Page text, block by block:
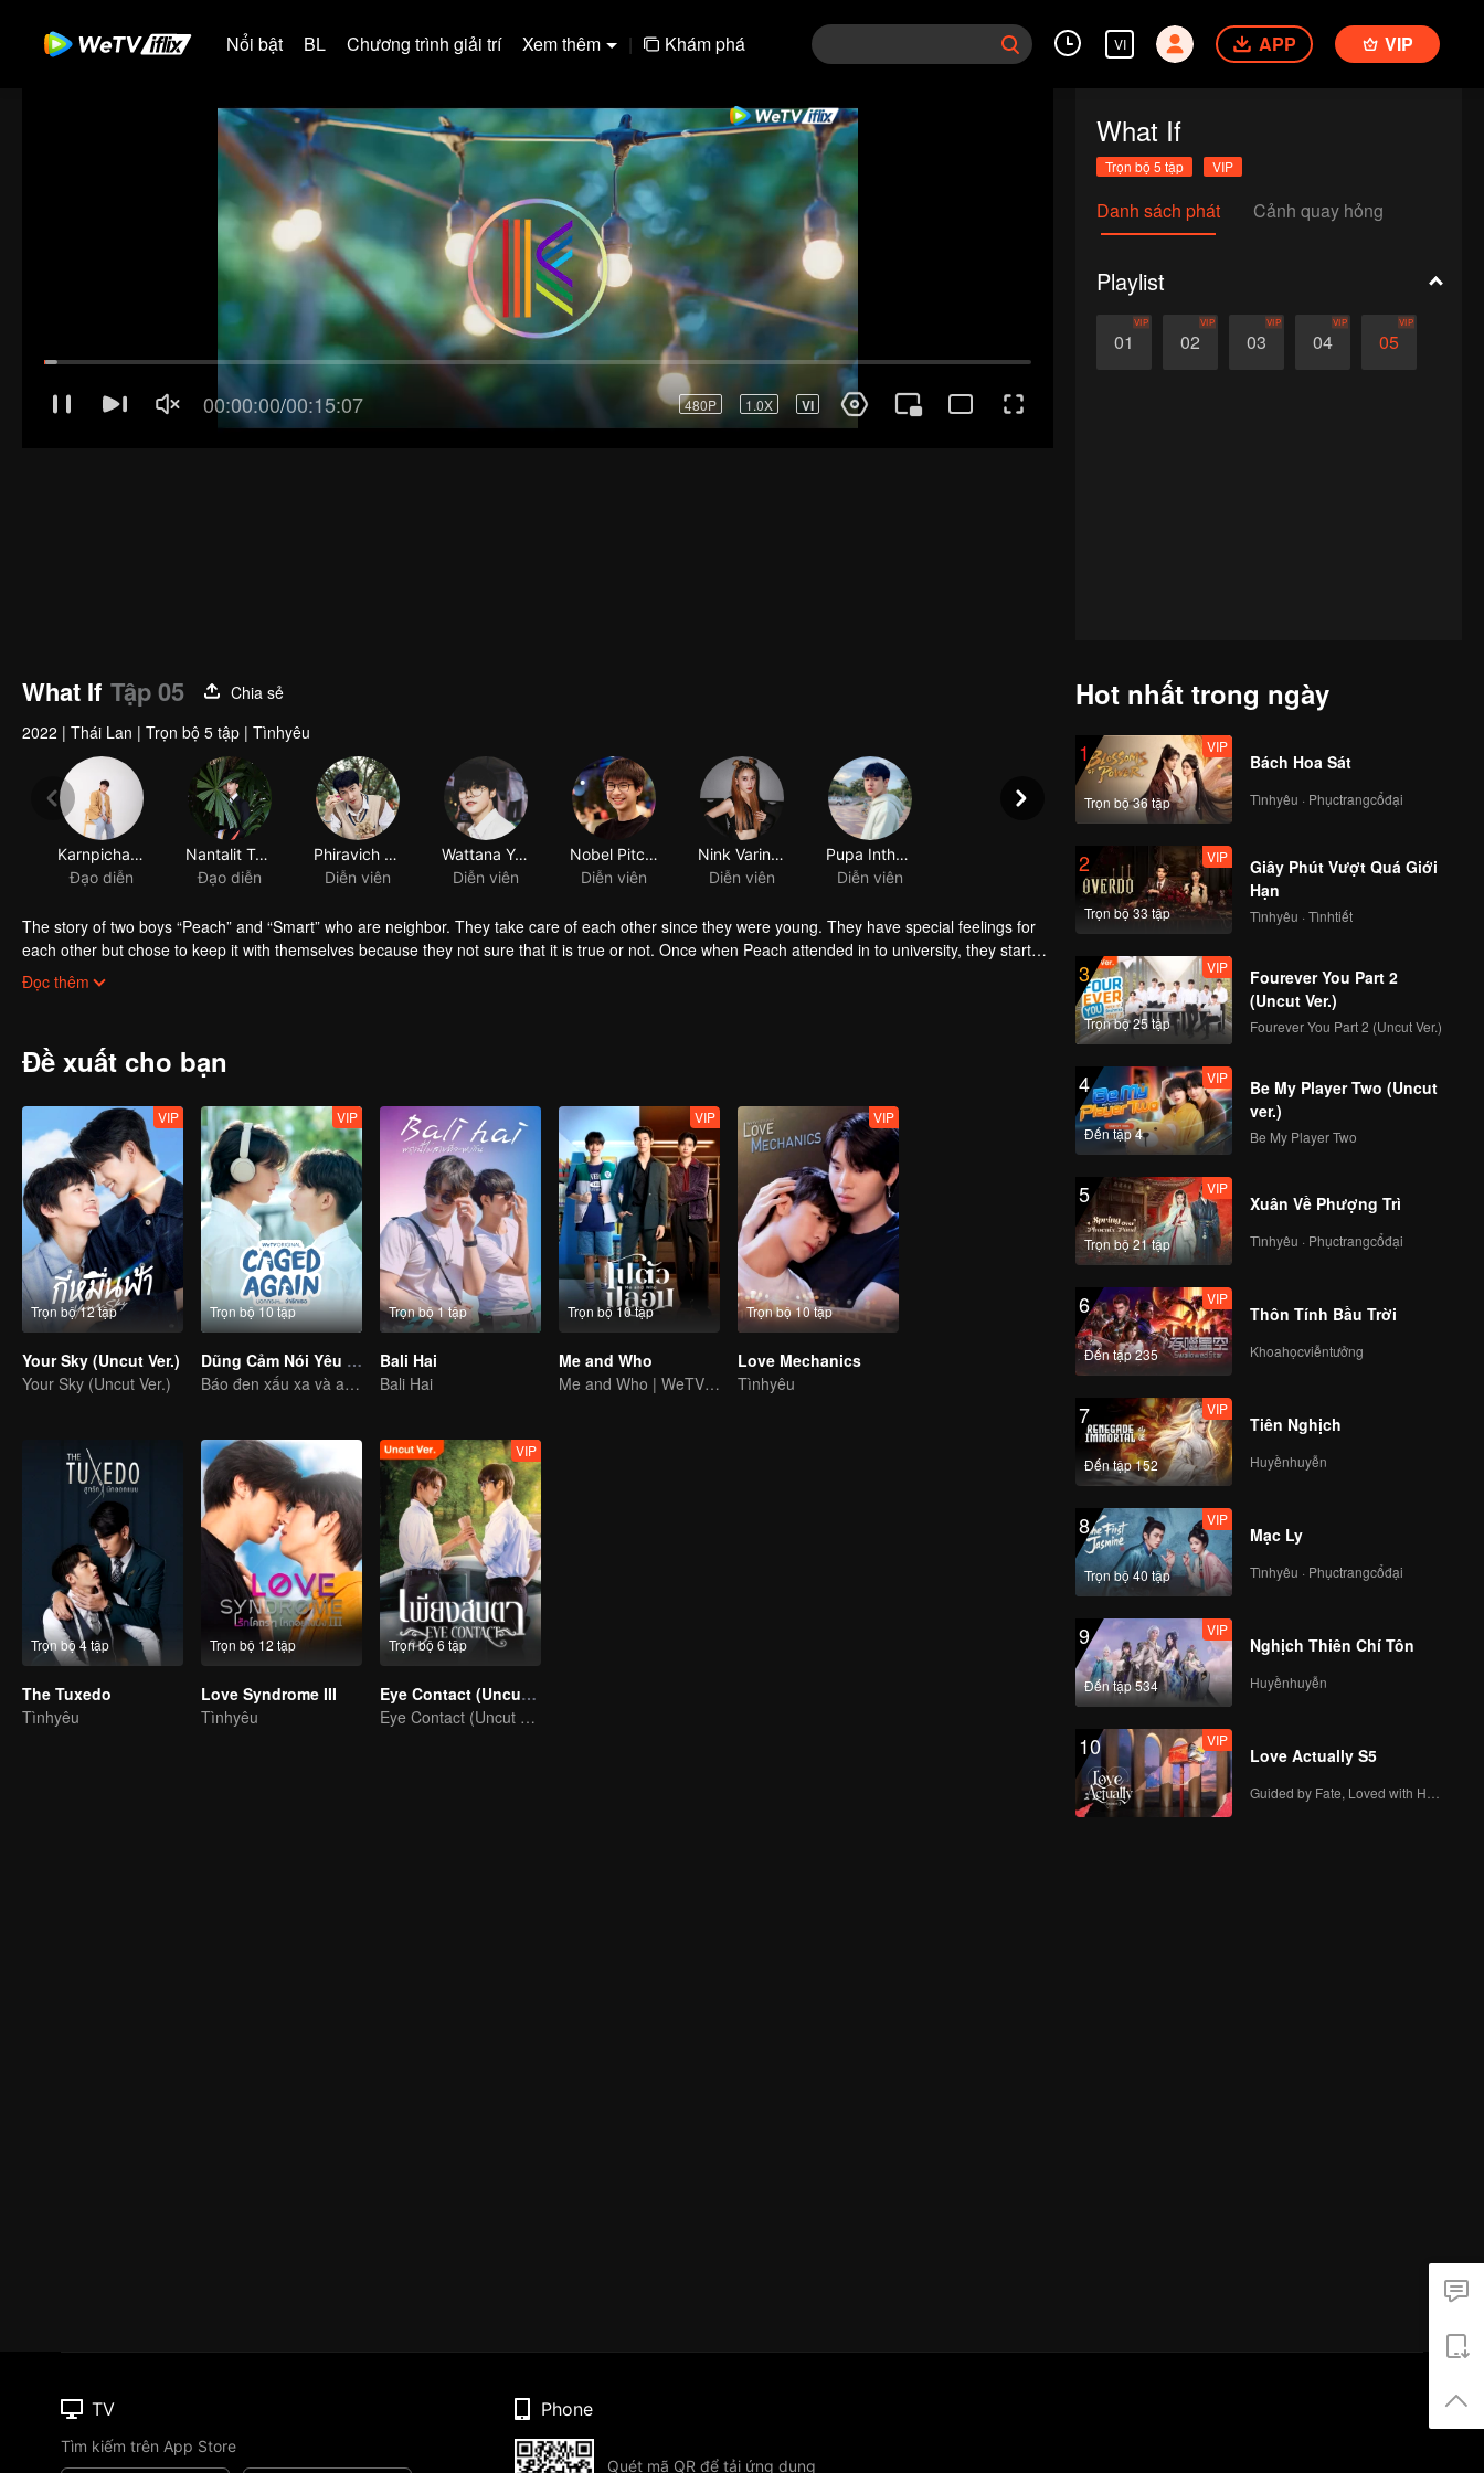
Nổi bật BL Chương trình giải trí Xem thêm | Khám phá VI APP VIP
What If
Trọn bộ 5 tập VIP
Danh sách phát Cảnh quay hỏng
Playlist
01
VIP
02
VIP
03
VIP
04
VIP
05
VIP
What If Tập 05
Chia sẻ
2022 | Thái Lan | Trọn bộ 5 tập | Tìnhyêu
Karnpicha Sinlertpattana
Đạo diễn
Nantalit Tampacha
Đạo diễn
Phiravich Chotsatirasakul
Diễn viên
Wattana Yaotao
Diễn viên
Nobel Pitchanan Jiemsirikarn
Diễn viên
The story of two boys “Peach” and “Smart” who are neighbor. They take care of each other since they were young. They have special feelings for
each other but chose to keep it with themselves because they not sure that it is true or not. Once when Peach attended in to university, they started
separate. Peach has his new community, new friends and girls. The gap between them makes Smart understand his feeling toward Peach. He
decided to do the exam for attending the same university as Peach. Also make their dream about being singers.
Đọc thêm
Đề xuất cho bạn
Trọn bộ 12 tập
VIP
Your Sky (Uncut Ver.)
Your Sky (Uncut Ver.)
Trọn bộ 10 tập
VIP
Dũng Cảm Nói Yêu Người
Báo đen xấu xa và anh chàng chim cánh cụt
Trọn bộ 1 tập
Bali Hai
Bali Hai
Trọn bộ 10 tập
VIP
Me and Who
Me and Who | WeTV Original
Trọn bộ 10 tập
VIP
Love Mechanics
Tìnhyêu
Trọn bộ 4 tập
The Tuxedo
Tìnhyêu
Trọn bộ 12 tập
Love Syndrome III
Tìnhyêu
Trọn bộ 6 tập
VIP
Eye Contact (Uncut Ver.)
Eye Contact (Uncut Ver.)
Hot nhất trong ngày
1
Trọn bộ 36 tập
VIP
Bách Hoa Sát
Tìnhyêu · Phụctrangcổđại
2
Trọn bộ 33 tập
VIP
Giây Phút Vượt Quá Giới
Hạn
Tìnhyêu · Tìnhtiết
3
Trọn bộ 25 tập
VIP
Fourever You Part 2
(Uncut Ver.)
Fourever You Part 2 (Uncut Ver.)
4
Đến tập 4
VIP
Be My Player Two (Uncut
ver.)
Be My Player Two
5
Trọn bộ 21 tập
VIP
Xuân Về Phượng Trì
Tìnhyêu · Phụctrangcổđại
6
Đến tập 235
VIP
Thôn Tính Bầu Trời
Khoahọcviễntưởng
7
Đến tập 152
VIP
Tiên Nghịch
Huyềnhuyễn
8
Trọn bộ 40 tập
VIP
Mạc Ly
Tìnhyêu · Phụctrangcổđại
9
Đến tập 534
VIP
Nghịch Thiên Chí Tôn
Huyềnhuyễn
10 VIP
Love Actually S5
TV
Tìm kiếm trên App Store
Phone
Quét mã QR để tải ứng dụng